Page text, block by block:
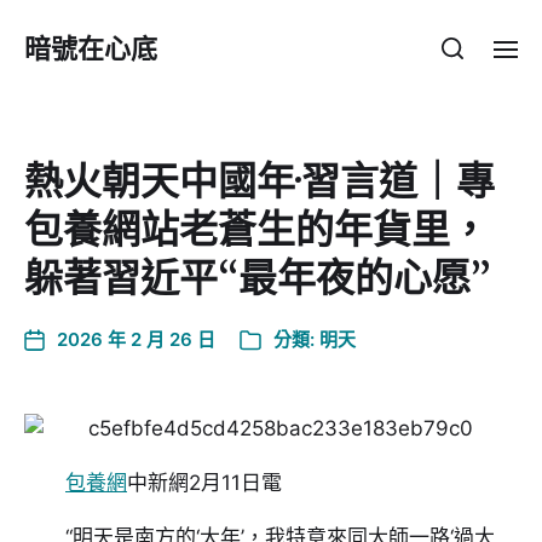
暗號在心底
熱火朝天中國年·習言道｜專
包養網站老蒼生的年貨里，
躲著習近平“最年夜的心愿”
2026 年 2 月 26 日 分類: 明天
包養網中新網2月11日電
“明天是南方的‘大年’，我特意來同大師一路‘過大